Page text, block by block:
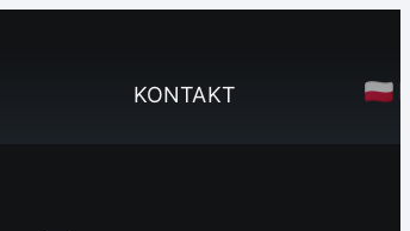
KONTAKT